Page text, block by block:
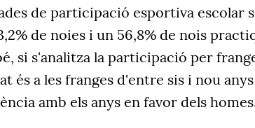
de participació esportiva escolar
de noies i un 56,8% de nois
si s'analitza la participació per
és a les franges d'entre sis i nou
amb els anys en favor dels